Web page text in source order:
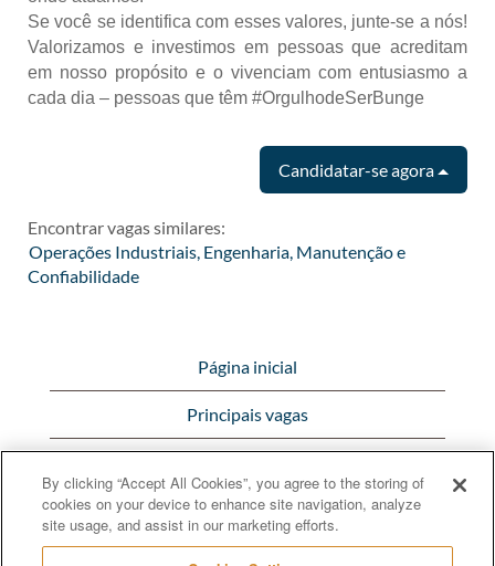
Se você se identifica com esses valores, junte-se a nós!
Valorizamos e investimos em pessoas que acreditam
em nosso propósito e o vivenciam com entusiasmo a
cada dia – pessoas que têm #OrgulhodeSerBunge
Candidatar-se agora
Encontrar vagas similares:
Operações Industriais, Engenharia, Manutenção e
Confiabilidade
Página inicial
Principais vagas
Bunge.com.br
By clicking “Accept All Cookies”, you agree to the storing of
cookies on your device to enhance site navigation, analyze
site usage, and assist in our marketing efforts.